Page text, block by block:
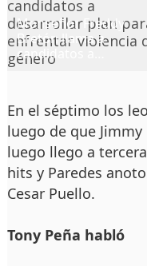
Monseñor Freddy
Bretón llama a
candidatos a
desarrollar plan para
En el séptimo los
luego de que
luego llego a
hits y Paredes
Cesar Puello.
Tony Peña habló